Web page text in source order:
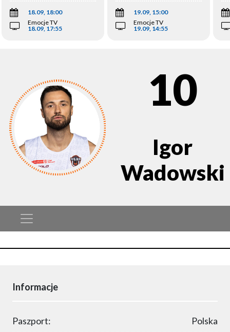
18.09, 18:00
Emocje TV
18.09, 17:55
19.09, 15:00
Emocje TV
19.09, 14:55
10
Igor
Wadowski
Informacje
Paszport: Polska